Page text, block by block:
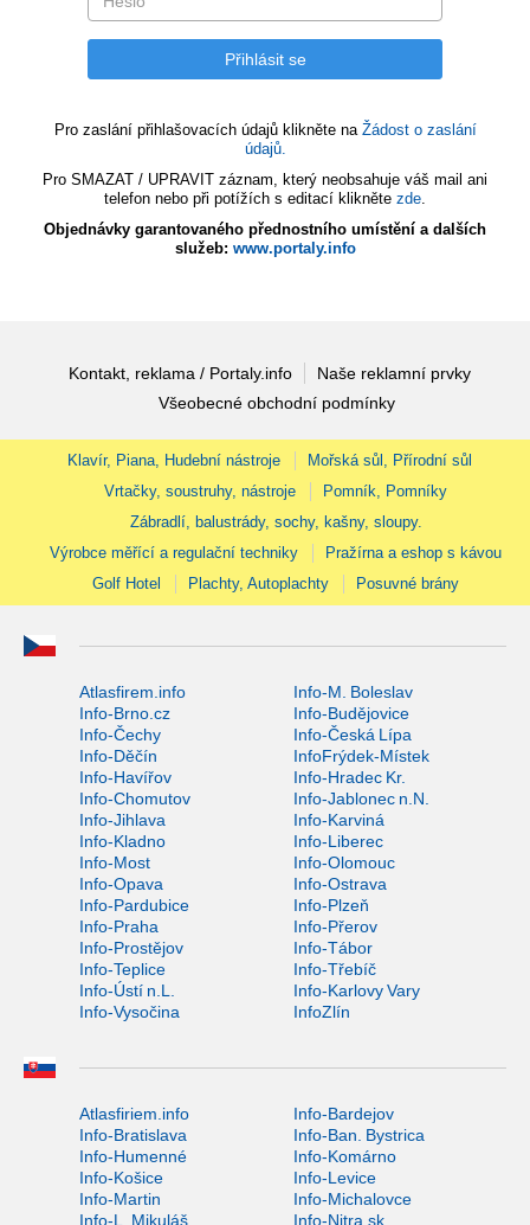
Pro zaslání přihlašovacích údajů klikněte na Žádost o zaslání
údajů.
Pro SMAZAT / UPRAVIT záznam, který neobsahuje váš mail ani
telefon nebo při potížích s editací klikněte zde.
Objednávky garantovaného přednostního umístění a dalších
služeb: www.portaly.info
Kontakt, reklama / Portaly.info
Naše reklamní prvky
Všeobecné obchodní podmínky
Klavír, Piana, Hudební nástroje
Mořská sůl, Přírodní sůl
Vrtačky, soustruhy, nástroje
Pomník, Pomníky
Zábradlí, balustrády, sochy, kašny, sloupy.
Výrobce měřící a regulační techniky
Pražírna a eshop s kávou
Golf Hotel
Plachty, Autoplachty Posuvné brány
Atlasfirem.info
Info-M. Boleslav
Info-Brno.cz
Info-Budějovice
Info-Čechy
Info-Česká Lípa
Info-Děčín
InfoFrýdek-Místek
Info-Havířov
Info-Hradec Kr.
Info-Chomutov
Info-Jablonec n.N.
Info-Jihlava
Info-Karviná
Info-Kladno
Info-Liberec
Info-Most
Info-Olomouc
Info-Opava
Info-Ostrava
Info-Pardubice
Info-Plzeň
Info-Praha
Info-Přerov
Info-Prostějov
Info-Tábor
Info-Teplice
Info-Třebíč
Info-Ústí n.L.
Info-Karlovy Vary
Info-Vysočina
InfoZlín
Atlasfiriem.info
Info-Bardejov
Info-Bratislava
Info-Ban. Bystrica
Info-Humenné
Info-Komárno
Info-Košice
Info-Levice
Info-Martin
Info-Michalovce
Info-L. Mikuláš
Info-Nitra.sk